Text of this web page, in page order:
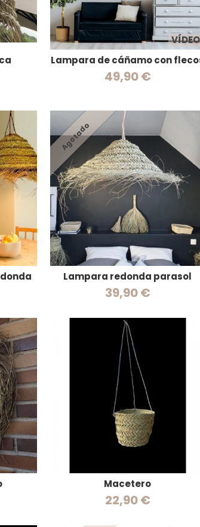
VÍDEO
Lampara de cáñamo con
49,90 €
Agotado
Lampara redonda parasol
39,90 €
Macetero
22,90 €